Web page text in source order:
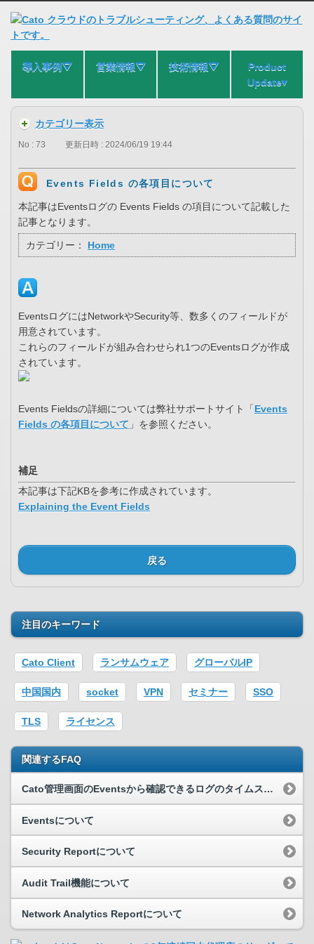
導入事例⛛ 営業情報⛛ 技術情報⛛
Product
Update▾
カテゴリー表示
No : 73 更新日時 : 2024/06/19 19:44
Events Fields の各項目について
本記事はEventsログの Events Fields の項目について記載した
記事となります。
カテゴリー： Home
EventsログにはNetworkやSecurity等、数多くのフィールドが
用意されています。
これらのフィールドが組み合わせられ1つのEventsログが作成
されています。
Events Fieldsの詳細については弊社サポートサイト「 Events
Fields の各項目について 」を参照ください。
補足
本記事は下記KBを参考に作成されています。
Explaining the Event Fields
戻る
注目のキーワード
Cato Client ランサムウェア グローバルIP
中国国内 socket VPN セミナー SSO
TLS ライセンス
関連するFAQ
Cato管理画面のEventsから確認できるログのタイムスタンプについて
Eventsについて
Security Reportについて
Audit Trail機能について
Network Analytics Reportについて